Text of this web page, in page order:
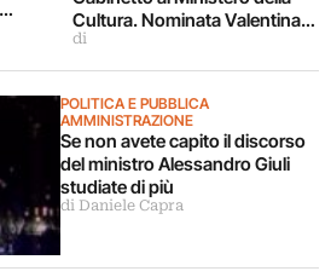
Cultura. Nominata Valentina
Gemignani
di
POLITICA E PUBBLICA
AMMINISTRAZIONE
Se non avete capito il discorso
del ministro Alessandro Giuli
studiate di più
di Daniele Capra